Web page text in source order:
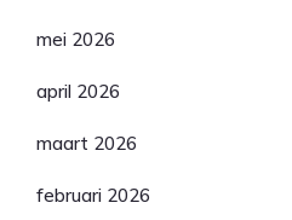
mei 2026
april 2026
maart 2026
februari 2026